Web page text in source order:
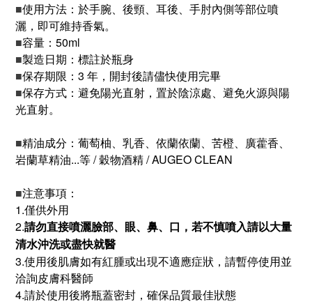
■使用方法：於手腕、後頸、耳後、手肘內側等部位噴
灑，即可維持香氣。
■容量：50ml
■製造日期：標註於瓶身
■保存期限：3 年，開封後請儘快使用完畢
■保存方式：避免陽光直射，置於陰涼處、避免火源與陽
光直射。
■精油成分：葡萄柚、乳香、依蘭依蘭、苦橙、廣藿香、
岩蘭草精油...等/ 穀物酒精 / AUGEO CLEAN
■注意事項：
1.僅供外用
2.請勿直接噴灑臉部、眼、鼻、口，若不慎噴入請以大量
清水沖洗或盡快就醫
3.使用後肌膚如有紅腫或出現不適應症狀，請暫停使用並
洽詢皮膚科醫師
4.請於使用後將瓶蓋密封，確保品質最佳狀態